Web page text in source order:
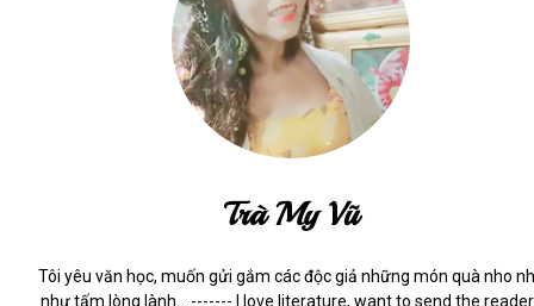
Trà My Vũ
Tôi yêu văn học, muốn gửi gắm các độc giả những món quà nho
như tấm lòng lành... ------- I love literature, want to send the